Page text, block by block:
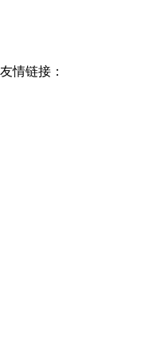
情链接：